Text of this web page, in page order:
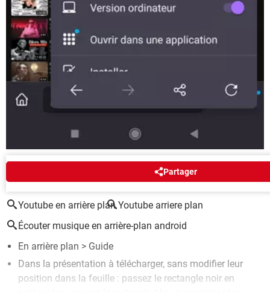
Partager
Youtube en arrière plan Youtube arriere plan
Écouter musique en arrière-plan android
En arrière plan > Guide
Dans la présentation à télécharger, sans modifier leur
position dans la feuille : passez le rectangle noir en